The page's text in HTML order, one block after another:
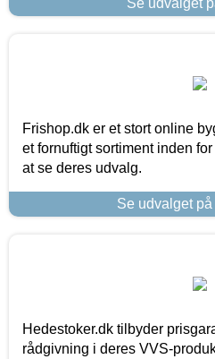
Frishop.dk er et stort online
et fornuftigt sortiment inden
at se deres udvalg.
Se udvalget
Hedestoker.dk tilbyder
rådgivning i deres VVS-